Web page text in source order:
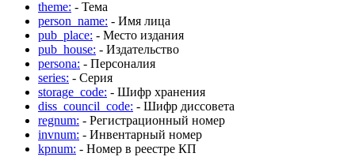
theme: - Тема
person_name: - Имя лица
pub_place: - Место издания
pub_house: - Издательство
persona: - Персоналия
series: - Серия
storage_code: - Шифр хранения
diss_council_code: - Шифр диссовета
regnum: - Регистрационный номер
invnum: - Инвентарный номер
kpnum: - Номер в реестре КП